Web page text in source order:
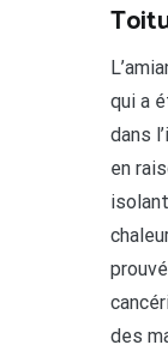
qui a
dans
en
des